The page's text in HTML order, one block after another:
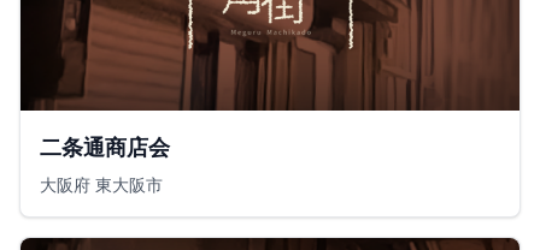
二条通商店会
大阪府 東大阪市